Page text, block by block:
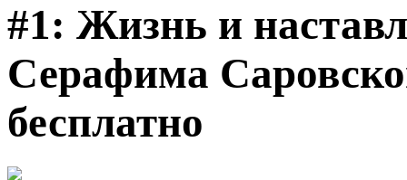
#1: Жизнь и
Серафима
бесплатно